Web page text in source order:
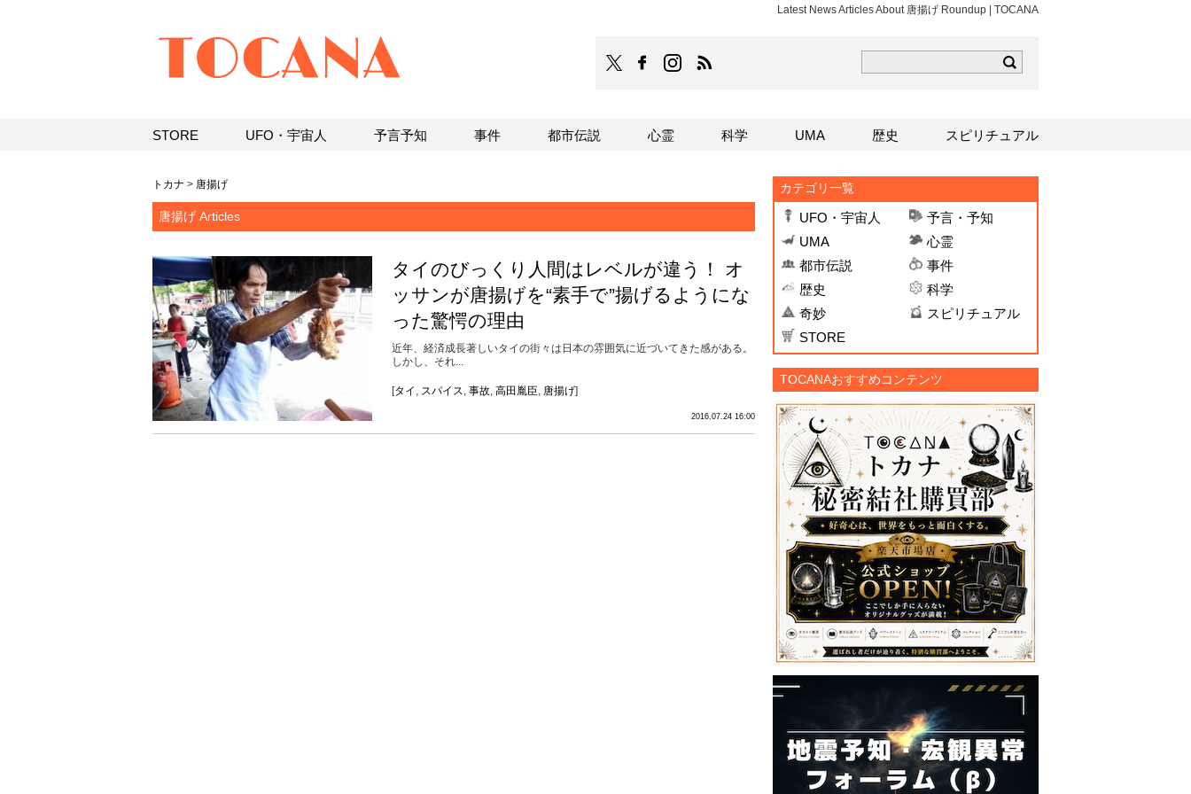
Latest News Articles About 唐揚げ Roundup | TOCANA
TOCANAのFacebookはこちら
TOCANAのinstagramはこちら
トカナ > 唐揚げ
唐揚げ Articles
タイのびっくり人間はレベルが違う！ オ
ッサンが唐揚げを“素手で”揚げるようにな
った驚愕の理由
近年、経済成長著しいタイの街々は日本の雰囲気に近づいてきた感がある。
しかし、それ...
[タイ , スパイス, 事故, 高田胤臣, 唐揚げ]
2016.07.24 16:00
カテゴリ一覧
UFO・宇宙人
予言・予知
UMA
心霊
都市伝説
事件
歴史
科学
奇妙
スピリチュアル
STORE
TOCANAおすすめコンテンツ
STORE UFO・宇宙人 予言予知 事件 都市伝説 心霊 科学 UMA 歴史 スピリチュアル